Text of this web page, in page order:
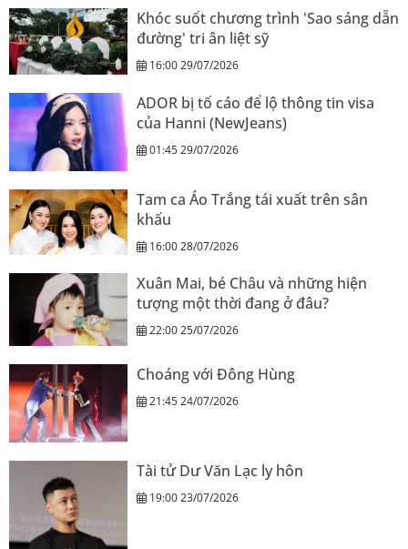
Khóc suốt chương trình 'Sao sáng dẫn
đường' tri ân liệt sỹ
16:00 29/07/2026
ADOR bị tố cáo để lộ thông tin visa
của Hanni (NewJeans)
01:45 29/07/2026
Tam ca Áo Trắng tái xuất trên sân
khấu
16:00 28/07/2026
Xuân Mai, bé Châu và những hiện
tượng một thời đang ở đâu?
22:00 25/07/2026
Choáng với Đông Hùng
21:45 24/07/2026
Tài tử Dư Văn Lạc ly hôn
19:00 23/07/2026